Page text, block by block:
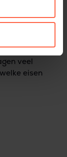
is je
veel
eisen
je